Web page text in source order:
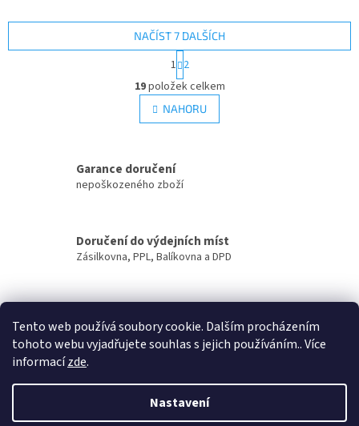
Tento web používá soubory cookie. Dalším procházením
tohoto webu vyjadřujete souhlas s jejich používáním.. Více
informacízde.
Nastavení
O
v
l
á
í
v
k
y
ý
p
i
s
u
NAČÍST 7 DALŠÍCH
t
r
á
n
k
n
í
1 2
19položek celkem
NAHORU
Garance doručení
nepoškozeného zboží
Doručení do výdejních míst
Zásilkovna, PPL, Balíkovna a DPD
do ČR i na Slovensko
Vytvořil Shoptet